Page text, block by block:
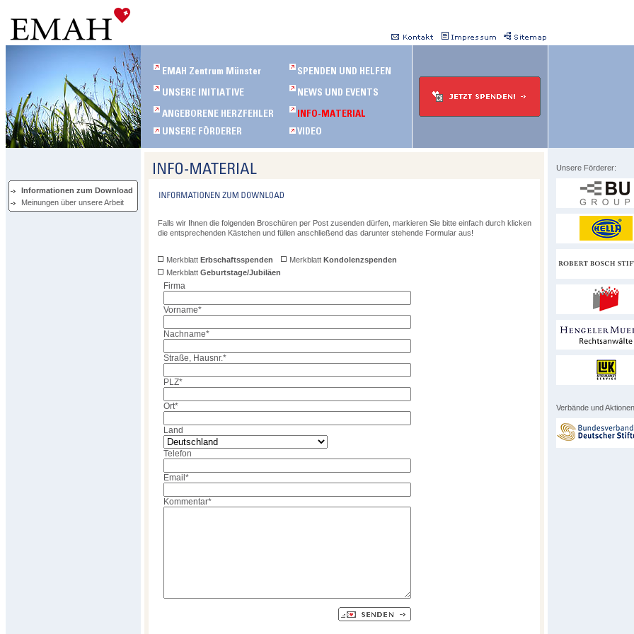
Informationen zum Download
Meinungen über unsere Arbeit
Falls wir Ihnen die folgenden Broschüren per Post zusenden dürfen, markieren Sie bitte einfach durch klicken
die entsprechenden Kästchen und füllen anschließend das darunter stehende Formular aus!
Merkblatt Erbschaftsspenden Merkblatt Kondolenzspenden
Merkblatt Geburtstage/Jubiläen
Firma
Vorname*
Nachname*
Straße, Hausnr.*
PLZ*
Ort*
Land
Telefon
Email*
Kommentar*
Unsere Förderer:
Verbände und